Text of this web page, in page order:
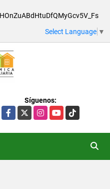
Select Language ▼
Síguenos:
Facebook
X InstagramYouTubeTikTok